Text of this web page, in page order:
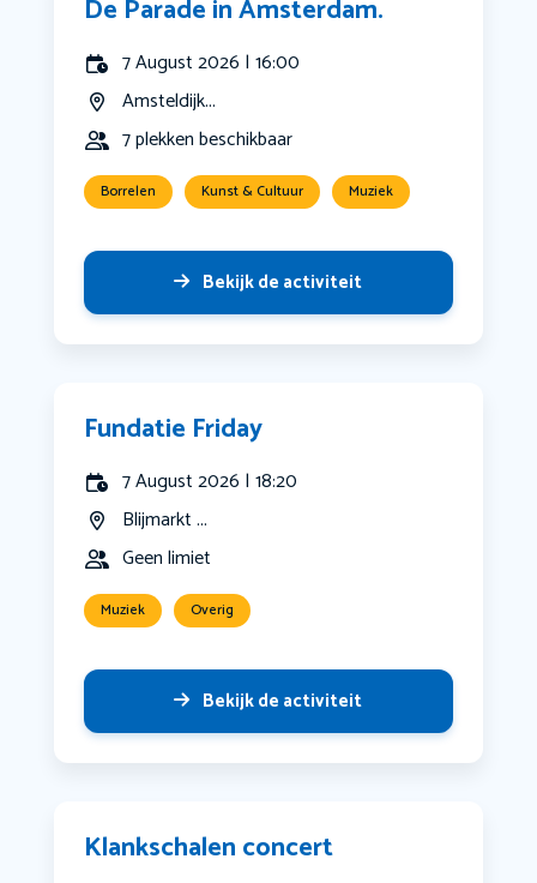
De Parade in Amsterdam.
7 August 2026 | 16:00
Amsteldijk...
7 plekken beschikbaar
Borrelen Kunst & Cultuur Muziek
Bekijk de activiteit
Fundatie Friday
7 August 2026 | 18:20
Blijmarkt ...
Geen limiet
Muziek Overig
Bekijk de activiteit
Klankschalen concert